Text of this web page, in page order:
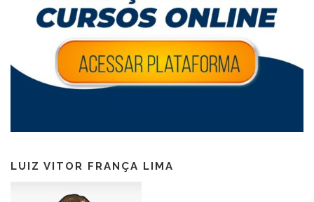
LUIZ VITOR FRANÇA LIMA